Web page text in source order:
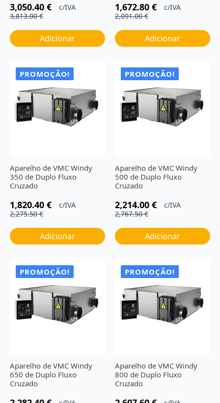
3,813.00€
O
original
era:
3,050.40 €
O
atual
é:
c/IVA
Adicionar
2,091.00€
O
original
era:
1,672.80 €
O
atual
é:
c/IVA
Adicionar
PROMOÇÃO!
Aparelho de VMC Windy
350 de Duplo Fluxo
Cruzado
2,275.50€
O
original
era:
1,820.40 €
O
atual
é:
c/IVA
Adicionar
PROMOÇÃO!
Aparelho de VMC Windy
500 de Duplo Fluxo
Cruzado
2,767.50€
O
original
era:
2,214.00 €
O
atual
é:
c/IVA
Adicionar
PROMOÇÃO!
Aparelho de VMC Windy
650 de Duplo Fluxo
Cruzado
PROMOÇÃO!
Aparelho de VMC Windy
800 de Duplo Fluxo
Cruzado